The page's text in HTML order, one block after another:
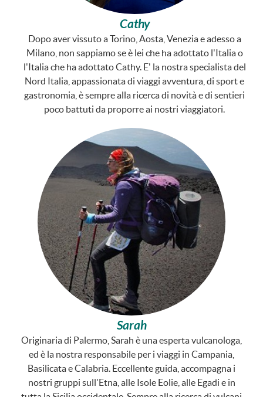
Cathy
Dopo aver vissuto a Torino, Aosta, Venezia e adesso a
Milano, non sappiamo se è lei che ha adottato l'Italia o
l'Italia che ha adottato Cathy. E' la nostra specialista del
Nord Italia, appassionata di viaggi avventura, di sport e
gastronomia, è sempre alla ricerca di novità e di sentieri
poco battuti da proporre ai nostri viaggiatori.
Sarah
Originaria di Palermo, Sarah è una esperta vulcanologa,
ed è la nostra responsabile per i viaggi in Campania,
Basilicata e Calabria. Eccellente guida, accompagna i
nostri gruppi sull'Etna, alle Isole Eolie, alle Egadi e in